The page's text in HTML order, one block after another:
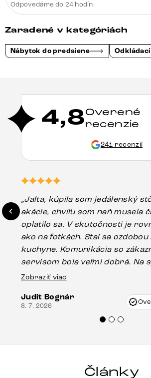
Odpovedáme do 24 hodín.
Zaradené v kategóriách
Nábytok do predsiene
4,8Overené
recenzie
241 recenzií
„Jalta, kúpila som jedálenský
akácie, chvíľu som naň musela
oplatilo sa. V skutočnosti je
ako na fotkách. Stal sa ozdobou
kuchyne. Komunikácia so
servisom bola veľmi dobrá. Na
stola bolo malé poškodenie,
Vincze pri riešení mojej
veľmi korektne. Odporúčam
Zobraziť viac
Judit Bognár
8. 7. 2026
Články